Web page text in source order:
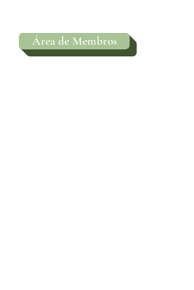
Área de Membros